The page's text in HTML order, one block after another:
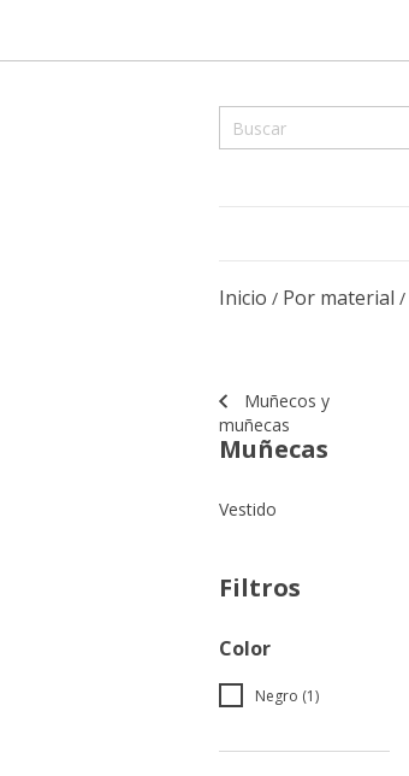
Inicio / Por material /
Muñecos y
muñecas
Muñecas
Vestido
Filtros
Color
Negro (1)